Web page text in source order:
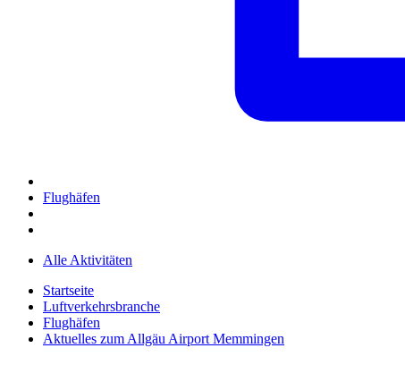
Flughäfen
Alle Aktivitäten
Startseite
Luftverkehrsbranche
Flughäfen
Aktuelles zum Allgäu Airport Memmingen